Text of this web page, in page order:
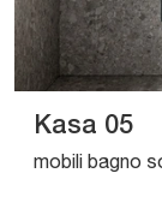
Kasa 05